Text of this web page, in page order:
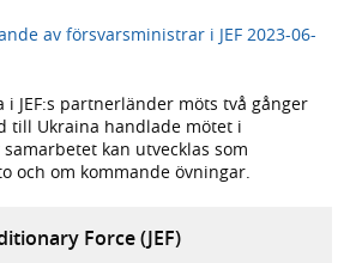
av försvarsministrar i JEF 2023-06-
i JEF:s partnerländer möts två gånger
till Ukraina handlade mötet i
kan utvecklas som
och om kommande övningar.
Force (JEF)